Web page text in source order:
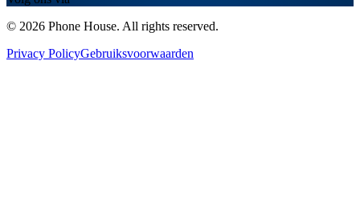
© 2026 Phone House. All rights reserved.
Privacy PolicyGebruiksvoorwaarden